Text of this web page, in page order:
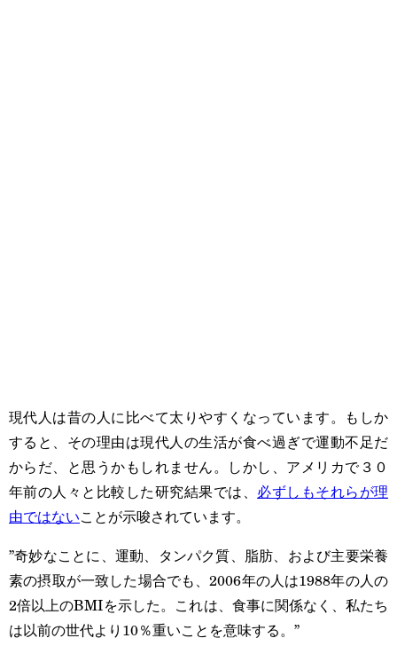
現代人は昔の人に比べて太りやすくなっています。もしか
すると、その理由は現代人の生活が食べ過ぎで運動不足だ
からだ、と思うかもしれません。しかし、アメリカで３０
年前の人々と比較した研究結果では、 必ずしもそれらが理
由ではないことが示唆されています。
”奇妙なことに、運動、タンパク質、脂肪、および主要栄養
素の摂取が一致した場合でも、2006年の人は1988年の人の
2倍以上のBMIを示した。これは、食事に関係なく、私たち
は以前の世代より10％重いことを意味する。”